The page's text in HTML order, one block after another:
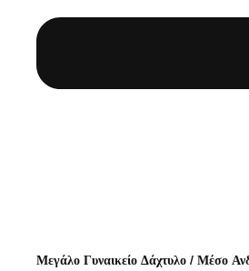
Μεγάλο Γυναικείο Δάχτυλο / Μέσο